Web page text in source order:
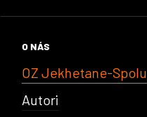
O NÁS
OZ Jekhetane-Spolu
Autori